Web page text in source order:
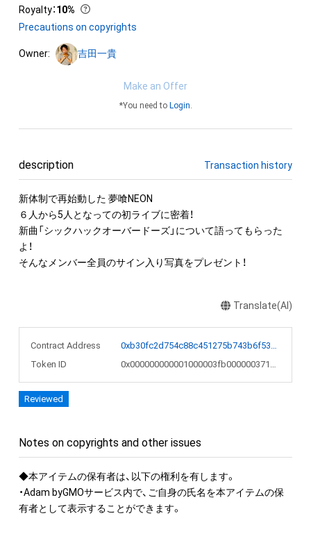
Royalty：10%
Precautions on copyrights
Owner: 吉田一貴
Make an Offer
*You need to Login.
description Transaction history
新体制で再始動した 夢喰NEON
６人から5人となっての初ライブに密着！
新曲「シックハックオーバードーズ」について語ってもらった
よ！
そんなメンバー全員のサイン入り写真をプレゼント！
Translate(AI)
Contract Address
0xb30fc2d754c88c451275b743b6f530f19f643683
Token ID
0x000000000001000003fb000000371aea
Reviewed
Notes on copyrights and other issues
◆本アイテムの保有者は、以下の権利を有します。
・Adam byGMOサービス内で、ご自身の氏名を本アイテムの保
有者として表示することができます。